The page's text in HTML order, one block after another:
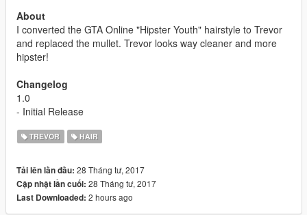
About
I converted the GTA Online "Hipster Youth" hairstyle to Trevor
and replaced the mullet. Trevor looks way cleaner and more
hipster!
Changelog
1.0
- Initial Release
TREVOR HAIR
Tải lên lần đầu: 28 Tháng tư, 2017
Cập nhật lần cuối: 28 Tháng tư, 2017
Last Downloaded: 2 hours ago